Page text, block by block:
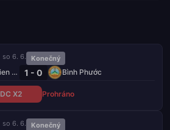
so 6. 6. Konečný
Xuan Thien Phu Tho 1 - 0 Bình Phước
DC X2 Prohráno
so 6. 6. Konečný